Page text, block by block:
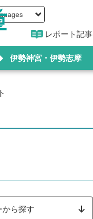
レポート記事
伊勢神宮・伊勢志摩
から探す